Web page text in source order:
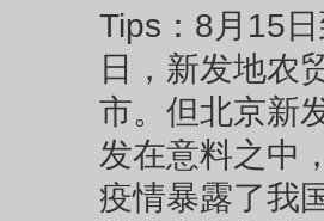
Tips：8月15
日，新发地农
市。但北京新
发在意料之中
疫情暴露了我